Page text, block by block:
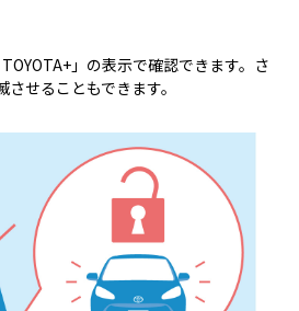
」の表示で確認できます。さ
せることもできます。